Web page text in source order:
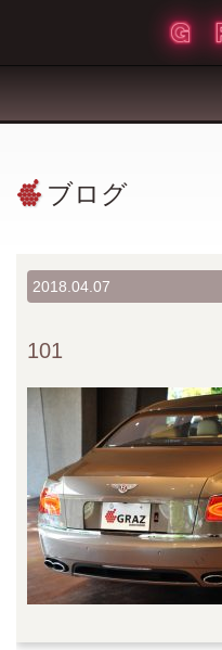
ブログ
2018.04.07
101